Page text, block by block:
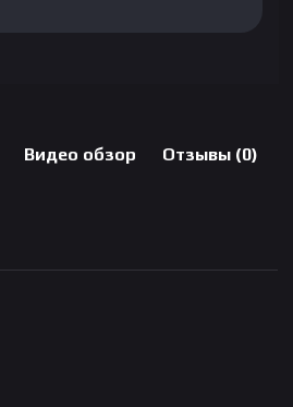
Видео обзор Отзывы (0)